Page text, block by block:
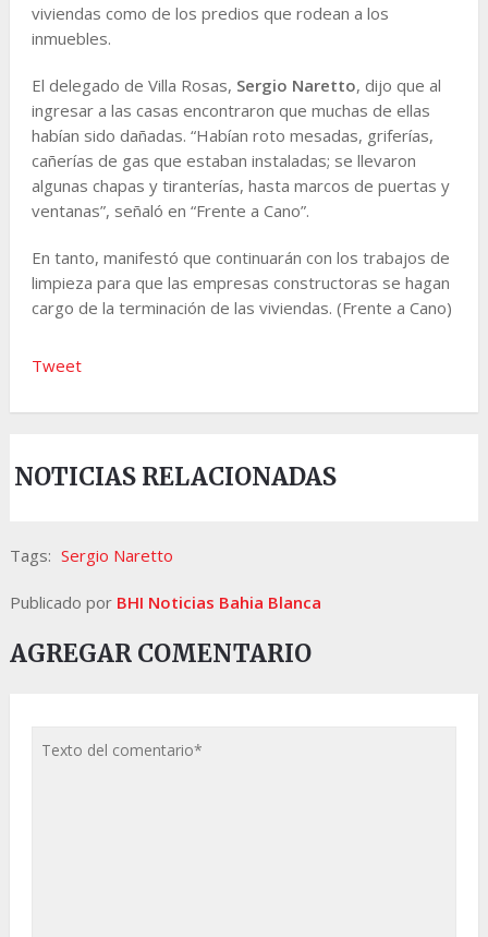
viviendas como de los predios que rodean a los
inmuebles.
El delegado de Villa Rosas, Sergio Naretto, dijo que al
ingresar a las casas encontraron que muchas de ellas
habían sido dañadas. “Habían roto mesadas, griferías,
cañerías de gas que estaban instaladas; se llevaron
algunas chapas y tiranterías, hasta marcos de puertas y
ventanas”, señaló en “Frente a Cano”.
En tanto, manifestó que continuarán con los trabajos de
limpieza para que las empresas constructoras se hagan
cargo de la terminación de las viviendas. (Frente a Cano)
Tweet
NOTICIAS RELACIONADAS
Tags: Sergio Naretto
Publicado por BHI Noticias Bahia Blanca
AGREGAR COMENTARIO